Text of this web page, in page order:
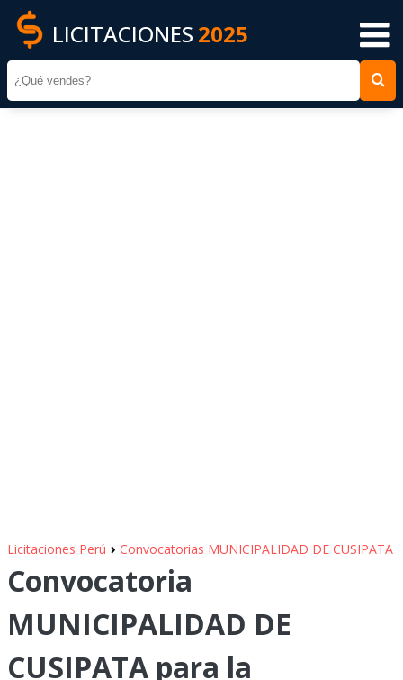
LICITACIONES 2025
Licitaciones Perú › Convocatorias MUNICIPALIDAD DE CUSIPATA
Convocatoria
MUNICIPALIDAD DE
CUSIPATA para la